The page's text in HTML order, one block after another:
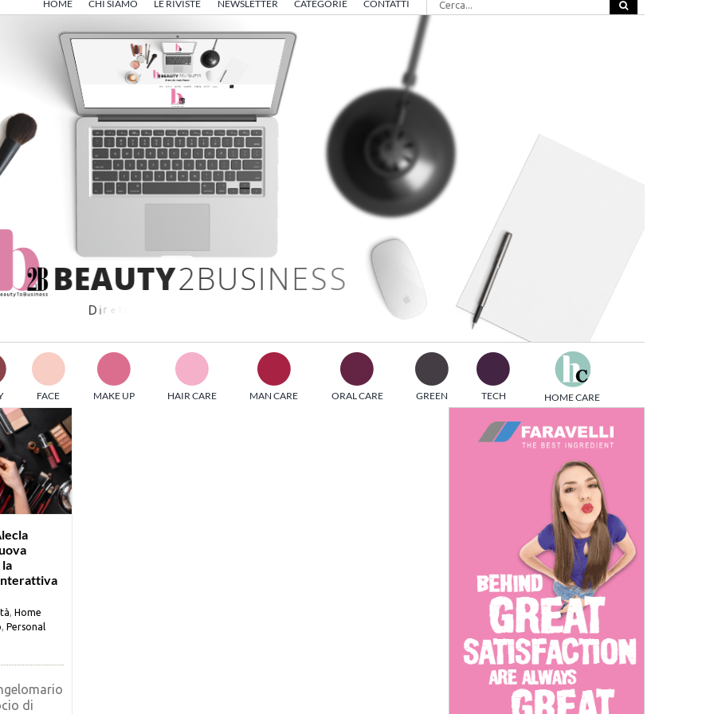
HOME CHI SIAMO LE RIVISTE NEWSLETTER CATEGORIE CONTATTI
per:
BEAUTY2BUSINESS
Dir e
MEDIAGROUP racchiude un pool di società di comunicazione
specializzate nell’informazione b2b. Edizioni Turbo, in
attraverso numerose riviste verticali, fornisce strumenti di
che coinvolgono gli attori nei settori beauty, food,
entertainment e sport.
tuned!
FACE MAKE UP HAIR CARE MAN CARE ORAL CARE GREEN TECH HOME CARE
Home
Personal
di